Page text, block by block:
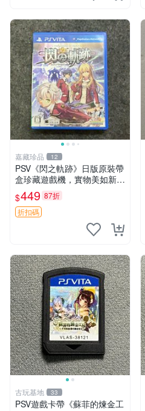
嘉藏珍品 12
PSV《閃之軌跡》日版原裝帶
盒珍藏遊戲機，實物美如新，
嚴選推薦 閃之軌跡 日版 PSV
原裝帶盒
$449 87折
折扣碼
古玩基地 33
PSV遊戲卡帶《蘇菲的煉金工